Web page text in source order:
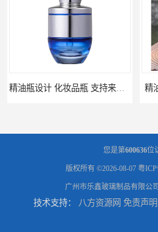
精油瓶设计 化妆品瓶 支持来图定制 精
您是第600636位
版权所有 ©2026-08-07 粤ICP
广州市乐鑫玻璃制品有限公司
技术支持： 八方资源网 免责声明